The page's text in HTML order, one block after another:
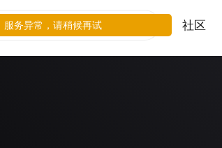
社区
服务异常，请稍候再试